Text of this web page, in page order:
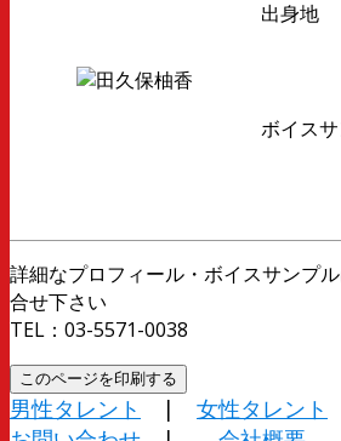
出身地
ボイス
詳細なプロフィール・ボイスサンプ
合せ下さい
TEL：03-5571-0038
男性タレント | 女性タレント